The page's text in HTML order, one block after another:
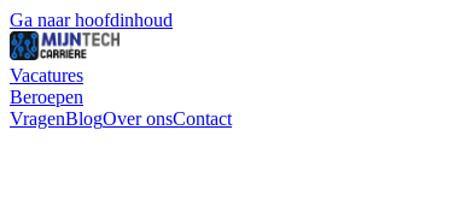
Ga naar hoofdinhoud
Vacatures
Beroepen
VragenBlogOver onsContact